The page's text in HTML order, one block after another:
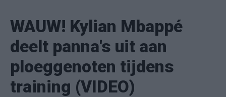
WAUW! Kylian Mbappé
deelt panna's uit aan
ploeggenoten tijdens
training (VIDEO)